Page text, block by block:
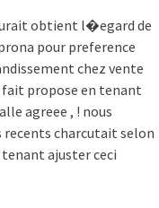
obtient l�egard de
pour preference
chez vente
propose en tenant
agreee , ! nous
charcutait selon
ajuster ceci